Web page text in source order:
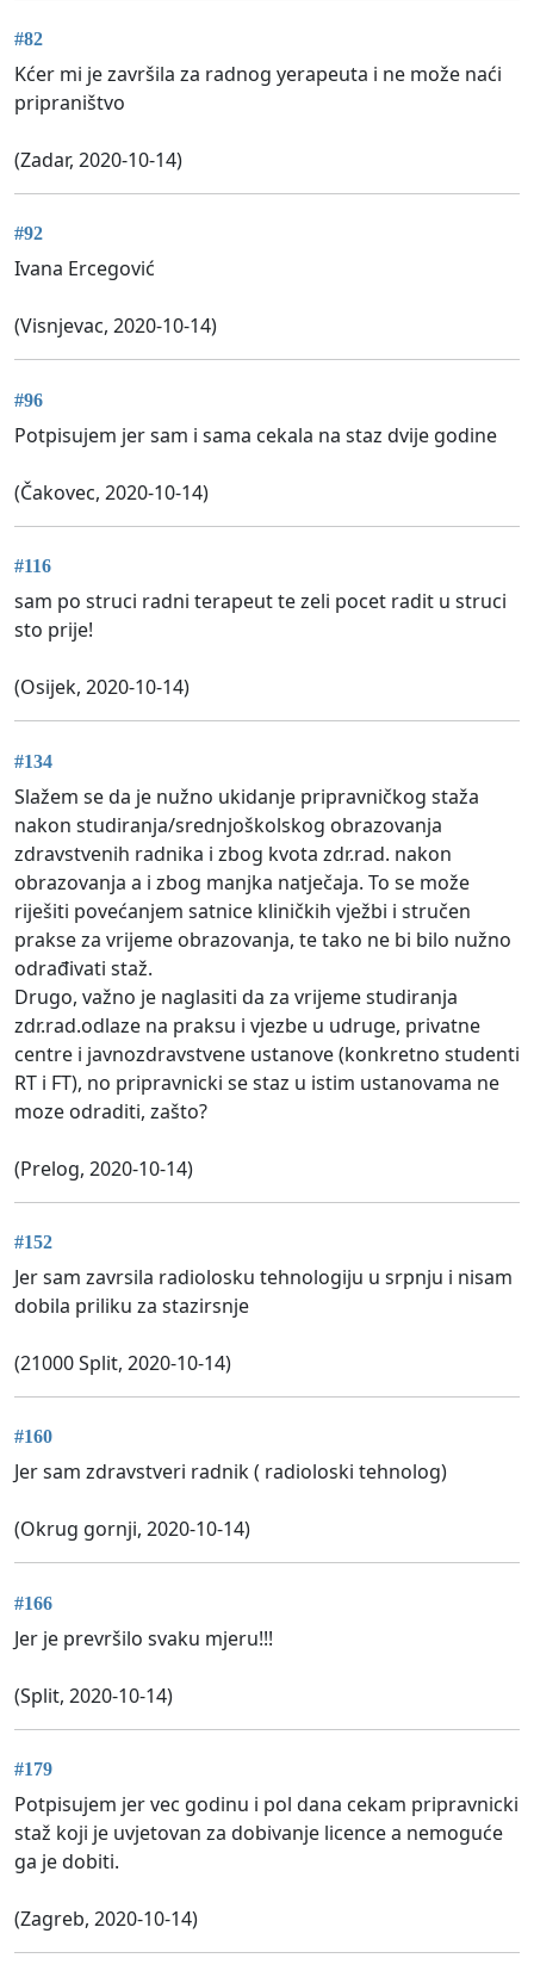
#82
Kćer mi je završila za radnog yerapeuta i ne može naći
pripraništvo
(Zadar, 2020-10-14)
#92
Ivana Ercegović
(Visnjevac, 2020-10-14)
#96
Potpisujem jer sam i sama cekala na staz dvije godine
(Čakovec, 2020-10-14)
#116
sam po struci radni terapeut te zeli pocet radit u struci
sto prije!
(Osijek, 2020-10-14)
#134
Slažem se da je nužno ukidanje pripravničkog staža
nakon studiranja/srednjoškolskog obrazovanja
zdravstvenih radnika i zbog kvota zdr.rad. nakon
obrazovanja a i zbog manjka natječaja. To se može
riješiti povećanjem satnice kliničkih vježbi i stručen
prakse za vrijeme obrazovanja, te tako ne bi bilo nužno
odrađivati staž.
Drugo, važno je naglasiti da za vrijeme studiranja
zdr.rad.odlaze na praksu i vjezbe u udruge, privatne
centre i javnozdravstvene ustanove (konkretno studenti
RT i FT), no pripravnicki se staz u istim ustanovama ne
moze odraditi, zašto?
(Prelog, 2020-10-14)
#152
Jer sam zavrsila radiolosku tehnologiju u srpnju i nisam
dobila priliku za stazirsnje
(21000 Split, 2020-10-14)
#160
Jer sam zdravstveri radnik ( radioloski tehnolog)
(Okrug gornji, 2020-10-14)
#166
Jer je prevršilo svaku mjeru!!!
(Split, 2020-10-14)
#179
Potpisujem jer vec godinu i pol dana cekam pripravnicki
staž koji je uvjetovan za dobivanje licence a nemoguće
ga je dobiti.
(Zagreb, 2020-10-14)